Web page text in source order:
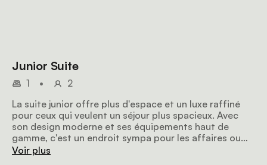
Junior Suite
1 •
2
La suite junior offre plus d'espace et un luxe raffiné
pour ceux qui veulent un séjour plus spacieux. Avec
son design moderne et ses équipements haut de
gamme, c'est un endroit sympa pour les affaires ou
les vacances.
Voir plus